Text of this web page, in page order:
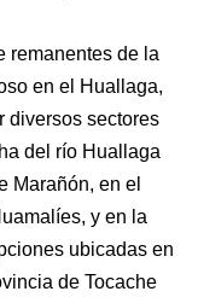
remanentes de la
en el Huallaga,
diversos sectores
del río Huallaga
Marañón, en el
y en la
ubicadas en
de Tocache